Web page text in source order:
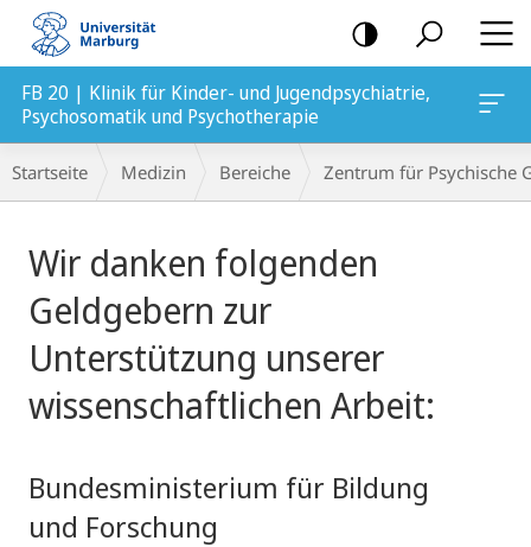
Mobile-
Navigation
FB 20 | Klinik für Kinder- und Jugendpsychiatrie,
Psychosomatik und Psychotherapie
Breadcrumb-
Navigation
Startseite Medizin Bereiche Zentrum für Psychische
Wir danken folgenden
Geldgebern zur
Unterstützung unserer
wissenschaftlichen Arbeit:
Bundesministerium für Bildung
und Forschung